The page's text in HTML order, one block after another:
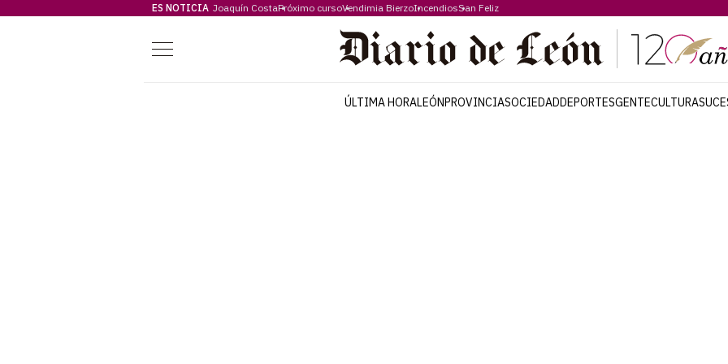
ES NOTICIA Joaquín CostaPróximo cursoVendimia BierzoIncendiosSan Feliz
Menú
ÚLTIMA HORALEÓNPROVINCIASOCIEDADDEPORTESGENTECULTURA